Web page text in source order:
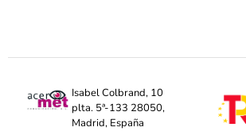
Isabel Colbrand, 10
plta. 5ª-133 28050,
Madrid, España